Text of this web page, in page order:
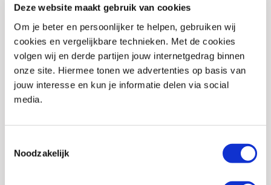
Deze website maakt gebruik van cookies
Om je beter en persoonlijker te helpen, gebruiken wij
cookies en vergelijkbare technieken. Met de cookies
volgen wij en derde partijen jouw internetgedrag binnen
onze site. Hiermee tonen we advertenties op basis van
jouw interesse en kun je informatie delen via social
media.
Noodzakelijk
Stijl
Touring
Geslacht
Heren, Dames, Unisex
Model
Laars
Soort Membraan
Gore-tex
Materiaal
Reflectie
Ja
Waterdicht